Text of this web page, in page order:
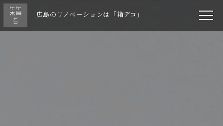
広島のリノベーションは「箱デコ」